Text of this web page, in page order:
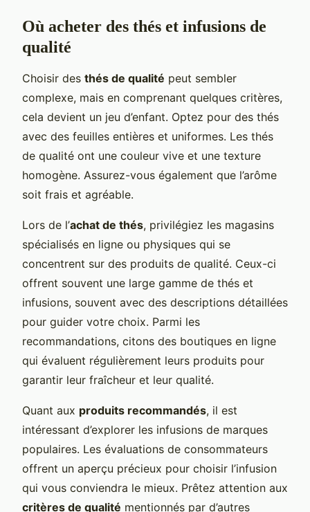
Où acheter des thés et infusions de
qualité
Choisir des thés de qualité peut sembler
complexe, mais en comprenant quelques critères,
cela devient un jeu d’enfant. Optez pour des thés
avec des feuilles entières et uniformes. Les thés
de qualité ont une couleur vive et une texture
homogène. Assurez-vous également que l’arôme
soit frais et agréable.
Lors de l’achat de thés, privilégiez les magasins
spécialisés en ligne ou physiques qui se
concentrent sur des produits de qualité. Ceux-ci
offrent souvent une large gamme de thés et
infusions, souvent avec des descriptions détaillées
pour guider votre choix. Parmi les
recommandations, citons des boutiques en ligne
qui évaluent régulièrement leurs produits pour
garantir leur fraîcheur et leur qualité.
Quant aux produits recommandés, il est
intéressant d’explorer les infusions de marques
populaires. Les évaluations de consommateurs
offrent un aperçu précieux pour choisir l’infusion
qui vous conviendra le mieux. Prêtez attention aux
critères de qualité mentionnés par d’autres